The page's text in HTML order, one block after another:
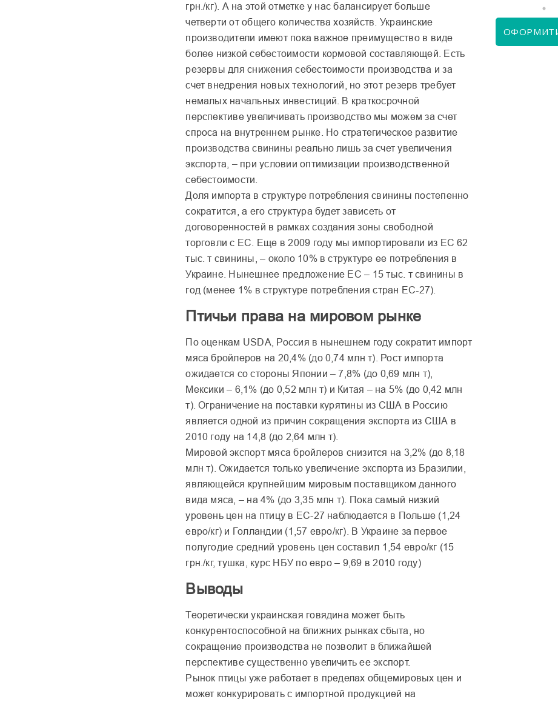
грн./кг). А на этой отметке у нас балансирует больше
четверти от общего количества хозяйств. Украинские
производители имеют пока важное преимущество в виде
более низкой себестоимости кормовой составляющей. Есть
резервы для снижения себестоимости производства и за
счет внедрения новых технологий, но этот резерв требует
немалых начальных инвестиций. В краткосрочной
перспективе увеличивать производство мы можем за счет
спроса на внутреннем рынке. Но стратегическое развитие
производства свинины реально лишь за счет увеличения
экспорта, – при условии оптимизации производственной
себестоимости.
Доля импорта в структуре потребления свинины постепенно
сократится, а его структура будет зависеть от
договоренностей в рамках создания зоны свободной
торговли с ЕС. Еще в 2009 году мы импортировали из ЕС 62
тыс. т свинины, – около 10% в структуре ее потребления в
Украине. Нынешнее предложение ЕС – 15 тыс. т свинины в
год (менее 1% в структуре потребления стран ЕС-27).
Птичьи права на мировом рынке
По оценкам USDA, Россия в нынешнем году сократит импорт
мяса бройлеров на 20,4% (до 0,74 млн т). Рост импорта
ожидается со стороны Японии – 7,8% (до 0,69 млн т),
Мексики – 6,1% (до 0,52 млн т) и Китая – на 5% (до 0,42 млн
т). Ограничение на поставки курятины из США в Россию
является одной из причин сокращения экспорта из США в
2010 году на 14,8 (до 2,64 млн т).
Мировой экспорт мяса бройлеров снизится на 3,2% (до 8,18
млн т). Ожидается только увеличение экспорта из Бразилии,
являющейся крупнейшим мировым поставщиком данного
вида мяса, – на 4% (до 3,35 млн т). Пока самый низкий
уровень цен на птицу в ЕС-27 наблюдается в Польше (1,24
евро/кг) и Голландии (1,57 евро/кг). В Украине за первое
полугодие средний уровень цен составил 1,54 евро/кг (15
грн./кг, тушка, курс НБУ по евро – 9,69 в 2010 году)
Выводы
Теоретически украинская говядина может быть
конкурентоспособной на ближних рынках сбыта, но
сокращение производства не позволит в ближайшей
перспективе существенно увеличить ее экспорт.
Рынок птицы уже работает в пределах общемировых цен и
может конкурировать с импортной продукцией на